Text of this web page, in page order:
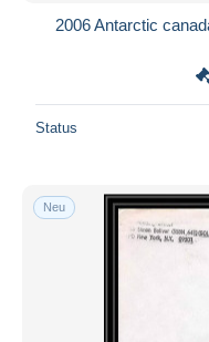
2006 Antarctic
Status
Neu